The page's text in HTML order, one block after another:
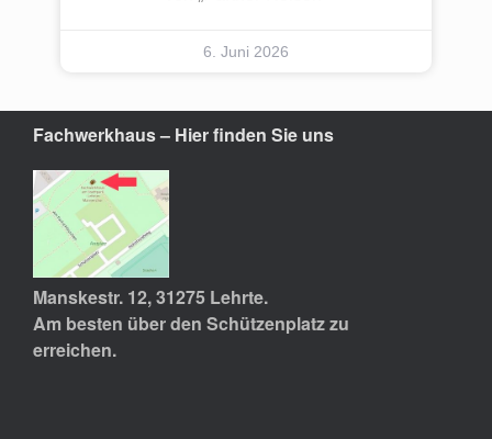
6. Juni 2026
Fachwerkhaus – Hier finden Sie uns
Manskestr. 12, 31275 Lehrte.
Am besten über den Schützenplatz zu
erreichen.